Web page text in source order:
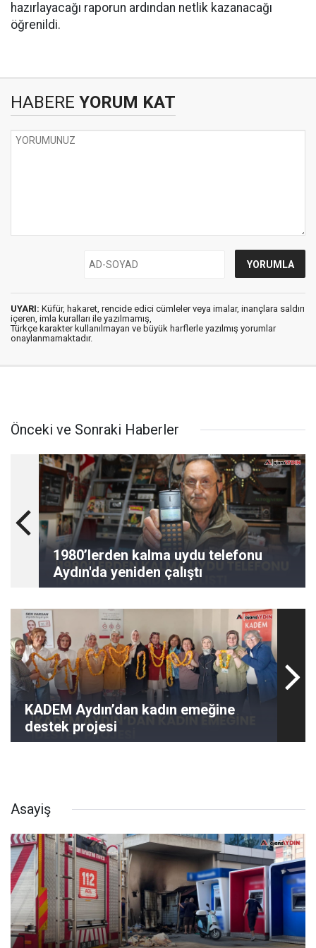
hazırlayacağı raporun ardından netlik kazanacağı
öğrenildi.
HABERE YORUM KAT
UYARI: Küfür, hakaret, rencide edici cümleler veya imalar, inançlara saldırı
içeren, imla kuralları ile yazılmamış,
Türkçe karakter kullanılmayan ve büyük harflerle yazılmış yorumlar
onaylanmamaktadır.
Önceki ve Sonraki Haberler
1980’lerden kalma uydu telefonu
Aydın'da yeniden çalıştı
KADEM Aydın’dan kadın emeğine
destek projesi
Asayiş